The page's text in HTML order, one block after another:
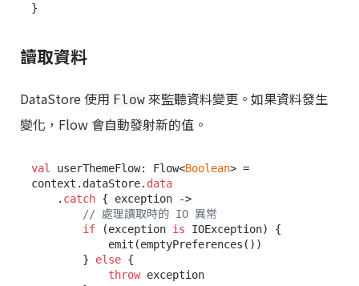
讀取資料
DataStore 使用 Flow 來監聽資料變更。如果資料發生
變化，Flow 會自動發射新的值。
val userThemeFlow: Flow<Boolean> =
context.dataStore. data
    .
catch { exception ->
// 處理讀取時的 IO 異常
if (exception is IOException) {
        }
else {
throw exception